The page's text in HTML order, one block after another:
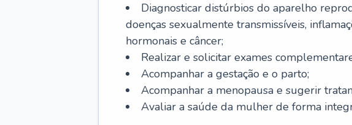
Diagnosticar distúrbios do aparelho
doenças sexualmente transmissíveis,
hormonais e câncer;
Realizar e solicitar exames
Acompanhar a gestação e o parto;
Acompanhar a menopausa e sugerir
Avaliar a saúde da mulher de forma